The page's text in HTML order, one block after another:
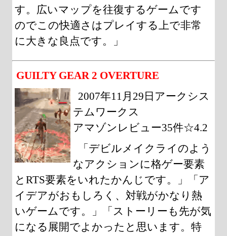
す。広いマップを往復するゲームです
のでこの快適さはプレイする上で非常
に大きな良点です。」
GUILTY GEAR 2 OVERTURE
2007年11月29日アークシス
テムワークス
アマゾンレビュー35件☆4.2
「デビルメイクライのよう
なアクションに格ゲー要素
とRTS要素をいれたかんじです。」「ア
イデアがおもしろく、対戦がかなり熱
いゲームです。」「ストーリーも先が気
になる展開でよかったと思います。特